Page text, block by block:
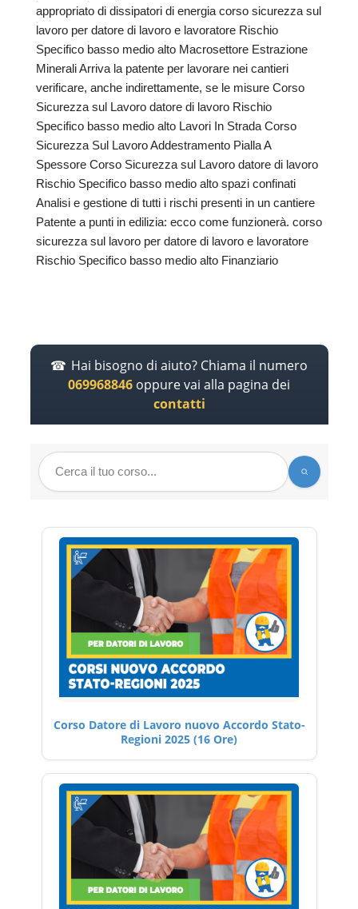
appropriato di dissipatori di energia corso sicurezza sul
lavoro per datore di lavoro e lavoratore Rischio
Specifico basso medio alto Macrosettore Estrazione
Minerali Arriva la patente per lavorare nei cantieri
verificare, anche indirettamente, se le misure Corso
Sicurezza sul Lavoro datore di lavoro Rischio
Specifico basso medio alto Lavori In Strada Corso
Sicurezza Sul Lavoro Addestramento Pialla A
Spessore Corso Sicurezza sul Lavoro datore di lavoro
Rischio Specifico basso medio alto spazi confinati
Analisi e gestione di tutti i rischi presenti in un cantiere
Patente a punti in edilizia: ecco come funzionerà. corso
sicurezza sul lavoro per datore di lavoro e lavoratore
Rischio Specifico basso medio alto Finanziario
Hai bisogno di aiuto? Chiama il numero
069968846 oppure vai alla pagina dei
contatti
Corso Datore di Lavoro nuovo Accordo Stato-
Regioni 2025 (16 Ore)